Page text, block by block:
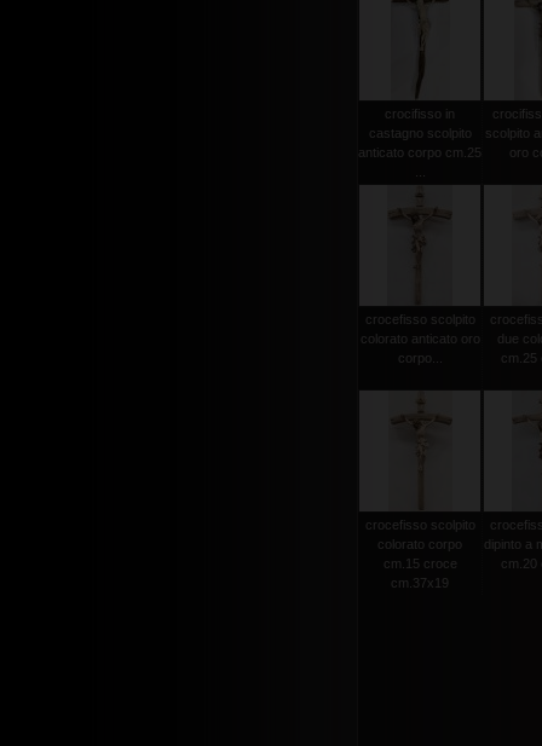
crocifisso in
castagno scolpito
anticato corpo cm.25
scolpito
oro
crocefisso scolpito
colorato anticato oro
corpo...
due
cm.25
crocefisso scolpito
colorato corpo
cm.15 croce
cm.37x19
dipinto a
cm.20